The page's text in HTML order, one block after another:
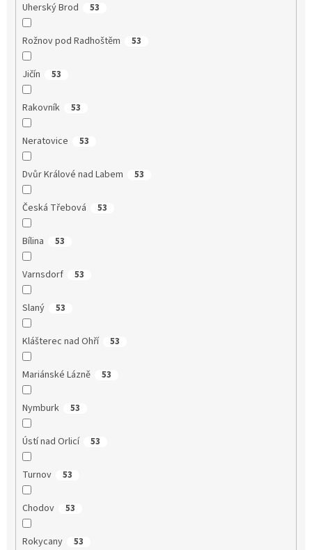
Uherský Brod 53
Rožnov pod Radhoštěm 53
Jičín 53
Rakovník 53
Neratovice 53
Dvůr Králové nad Labem 53
Česká Třebová 53
Bílina 53
Varnsdorf 53
Slaný 53
Klášterec nad Ohří 53
Mariánské Lázně 53
Nymburk 53
Ústí nad Orlicí 53
Turnov 53
Chodov 53
Rokycany 53